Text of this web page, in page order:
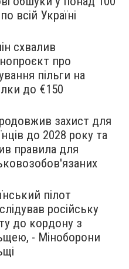
всій Україні
схвалив
про
пільги на
до €150
захист для
до 2028 року та
правила для
пілот
російську
до кордону з
- Міноборони